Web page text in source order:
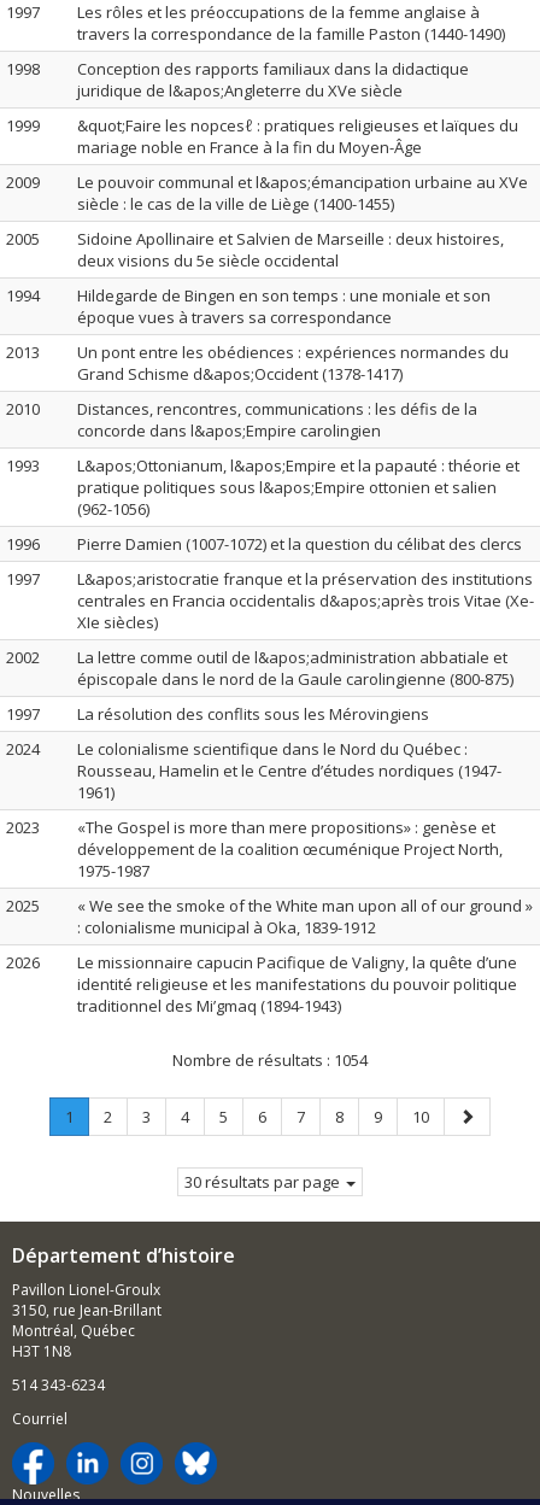
1997
Les rôles et les préoccupations de la femme anglaise à
travers la correspondance de la famille Paston (1440-1490)
1998
Conception des rapports familiaux dans la didactique
juridique de l&apos;Angleterre du XVe siècle
1999
&quot;Faire les nopcesℓ : pratiques religieuses et laïques du
mariage noble en France à la fin du Moyen-Âge
2009
Le pouvoir communal et l&apos;émancipation urbaine au XVe
siècle : le cas de la ville de Liège (1400-1455)
2005
Sidoine Apollinaire et Salvien de Marseille : deux histoires,
deux visions du 5e siècle occidental
1994
Hildegarde de Bingen en son temps : une moniale et son
époque vues à travers sa correspondance
2013
Un pont entre les obédiences : expériences normandes du
Grand Schisme d&apos;Occident (1378-1417)
2010
Distances, rencontres, communications : les défis de la
concorde dans l&apos;Empire carolingien
1993
L&apos;Ottonianum, l&apos;Empire et la papauté : théorie et
pratique politiques sous l&apos;Empire ottonien et salien
(962-1056)
1996
Pierre Damien (1007-1072) et la question du célibat des clercs
1997
L&apos;aristocratie franque et la préservation des institutions
centrales en Francia occidentalis d&apos;après trois Vitae (Xe-
XIe siècles)
2002
La lettre comme outil de l&apos;administration abbatiale et
épiscopale dans le nord de la Gaule carolingienne (800-875)
1997
La résolution des conflits sous les Mérovingiens
2024
Le colonialisme scientifique dans le Nord du Québec :
Rousseau, Hamelin et le Centre d’études nordiques (1947-
1961)
2023
«The Gospel is more than mere propositions» : genèse et
développement de la coalition œcuménique Project North,
1975-1987
2025
« We see the smoke of the White man upon all of our ground »
: colonialisme municipal à Oka, 1839-1912
2026
Le missionnaire capucin Pacifique de Valigny, la quête d’une
identité religieuse et les manifestations du pouvoir politique
traditionnel des Mi’gmaq (1894-1943)
Nombre de résultats : 1054
Page
1
Page
Page
2 Page
3 Page
4 Page
5 Page
6 Page
7 Page
8 Page
9 Page
10
Page
suivante
30 résultats par page
Département d’histoire
Pavillon Lionel-Groulx
3150, rue Jean-Brillant
Montréal, Québec
H3T 1N8
514 343-6234
Courriel
Nouvelles